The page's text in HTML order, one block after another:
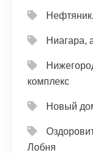
Ниагара,
комплекс
Новый
Лобня